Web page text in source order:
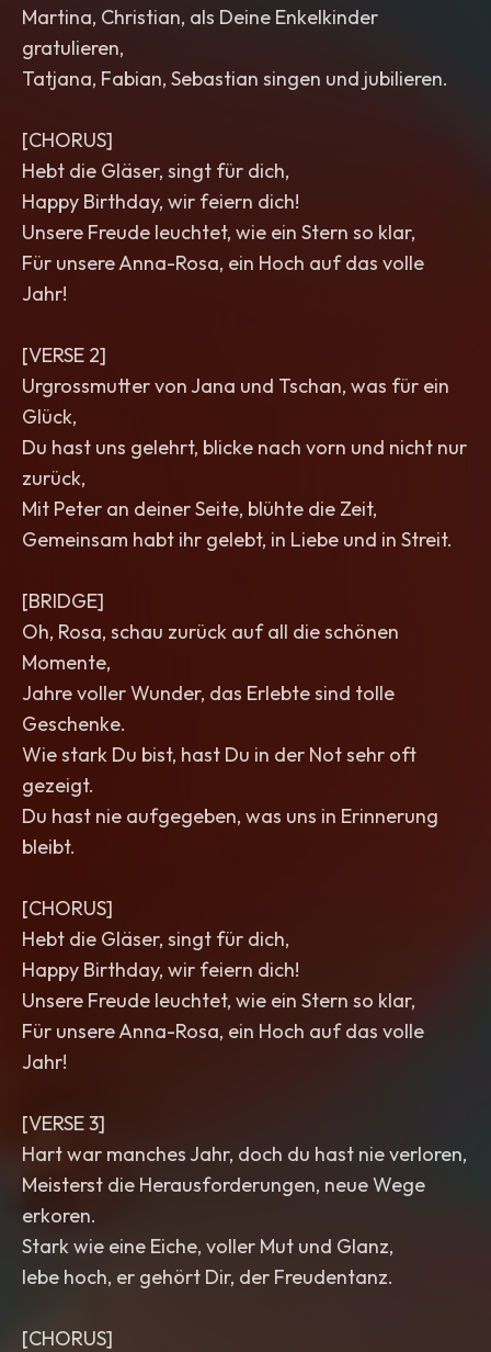
Martina, Christian, als Deine Enkelkinder
gratulieren,
Tatjana, Fabian, Sebastian singen und jubilieren.
[CHORUS]
Hebt die Gläser, singt für dich,
Happy Birthday, wir feiern dich!
Unsere Freude leuchtet, wie ein Stern so klar,
Für unsere Anna-Rosa, ein Hoch auf das volle
Jahr!
[VERSE 2]
Urgrossmutter von Jana und Tschan, was für ein
Glück,
Du hast uns gelehrt, blicke nach vorn und nicht nur
zurück,
Mit Peter an deiner Seite, blühte die Zeit,
Gemeinsam habt ihr gelebt, in Liebe und in Streit.
[BRIDGE]
Oh, Rosa, schau zurück auf all die schönen
Momente,
Jahre voller Wunder, das Erlebte sind tolle
Geschenke.
Wie stark Du bist, hast Du in der Not sehr oft
gezeigt.
Du hast nie aufgegeben, was uns in Erinnerung
bleibt.
[CHORUS]
Hebt die Gläser, singt für dich,
Happy Birthday, wir feiern dich!
Unsere Freude leuchtet, wie ein Stern so klar,
Für unsere Anna-Rosa, ein Hoch auf das volle
Jahr!
[VERSE 3]
Hart war manches Jahr, doch du hast nie verloren,
Meisterst die Herausforderungen, neue Wege
erkoren.
Stark wie eine Eiche, voller Mut und Glanz,
lebe hoch, er gehört Dir, der Freudentanz.
[CHORUS]